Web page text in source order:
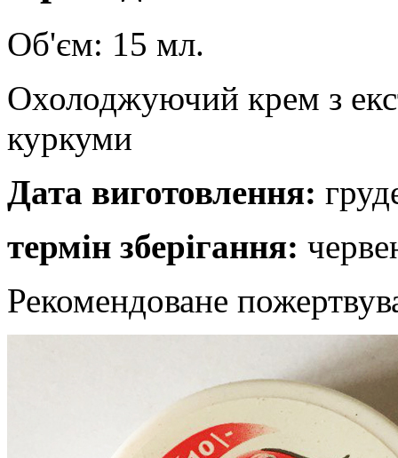
Об'єм: 15 мл.
Охолоджуючий крем з
куркуми
Дата виготовлення:
термін зберігання:
Рекомендоване